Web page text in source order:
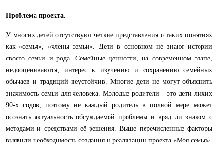
Проблема проекта.
У многих детей отсутствуют четкие представления о таких понятиях
как «семья», «члены семьи». Дети в основном не знают истории
своего семьи и рода. Семейные ценности, на современном этапе,
недооцениваются; интерес к изучению и сохранению семейных
обычаев и традиций неустойчив. Многие дети не могут объяснить
значимость семьи для человека. Молодые родители – это дети лихих
90-х годов, поэтому не каждый родитель в полной мере может
осознать актуальность обсуждаемой проблемы и вряд ли знаком с
методами и средствами её решения. Выше перечисленные факторы
выявили необходимость создания и реализации проекта «Моя семья».